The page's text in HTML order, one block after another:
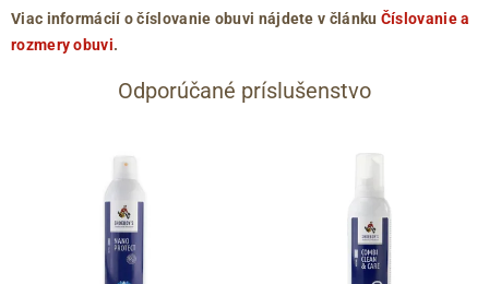
Viac informácií o číslovanie obuvi nájdete v článku Číslovanie a
rozmery obuvi.
Odporúčané príslušenstvo